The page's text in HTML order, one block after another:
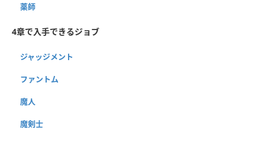
薬師
4章で入手できるジョブ
ジャッジメント
ファントム
魔人
魔剣士